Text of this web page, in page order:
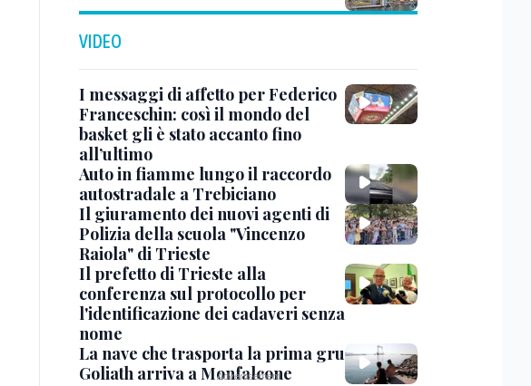
VIDEO
I messaggi di affetto per Federico
Franceschin: così il mondo del
basket gli è stato accanto fino
all’ultimo
Auto in fiamme lungo il raccordo
autostradale a Trebiciano
Il giuramento dei nuovi agenti di
Polizia della scuola "Vincenzo
Raiola" di Trieste
Il prefetto di Trieste alla
conferenza sul protocollo per
l'identificazione dei cadaveri senza
nome
La nave che trasporta la prima gru
Goliath arriva a Monfalcone